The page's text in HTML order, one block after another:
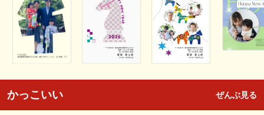
かっこいい ぜんぶ見る